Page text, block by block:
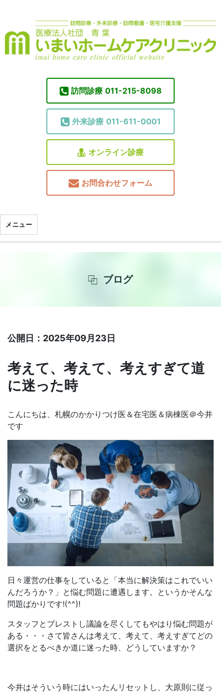
訪問診療 011-215-8098
外来診療 011-611-0001
オンライン診療
お問合わせフォーム
メニュー
ブログ
公開日：2025年09月23日
考えて、考えて、考えすぎて道
に迷った時
こんにちは、札幌のかかりつけ医＆在宅医＆病棟医＠今井
です
日々運営の仕事をしていると「本当に解決策はこれでいい
んだろうか？」と悩む問題に遭遇します。というかそんな
問題ばかりです!(^^)!
スタッフとブレストし議論を尽くしてもやはり悩む問題が
ある・・・さて皆さんは考えて、考えて、考えすぎてどの
選択をとるべきか道に迷った時、どうしていますか？
今井はそういう時にはいったんリセットし、大原則に従っ